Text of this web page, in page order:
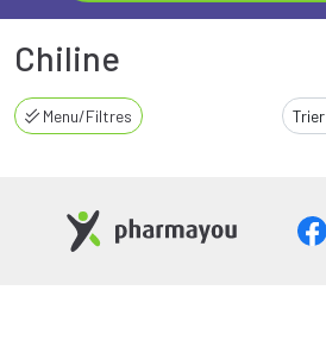
Chiline
Menu/Filtres